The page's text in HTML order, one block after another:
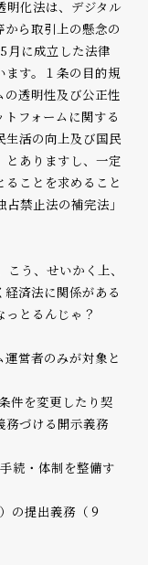
化法は、デジタル
ら取引上の懸念の
月に成立した法律
す。１条の目的規
透明性及び公正性
フォームに関する
生活の向上及び国民
とありますし、一定
ことを求めること
禁止法の補完法」
う、せいかく上、
済法に関係がある
とるんじゃ？
営者のみが対象と
件を変更したり契
務づける開示義務
続・体制を整備す
の提出義務（９